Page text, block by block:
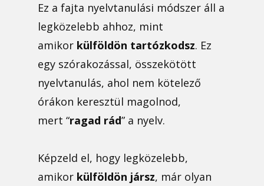
Ez a fajta nyelvtanulási módszer áll a
legközelebb ahhoz, mint
amikor külföldön tartózkodsz. Ez
egy szórakozással, összekötött
nyelvtanulás, ahol nem kötelező
órákon keresztül magolnod,
mert “ragad rád” a nyelv.
Képzeld el, hogy legközelebb,
amikor külföldön jársz, már olyan